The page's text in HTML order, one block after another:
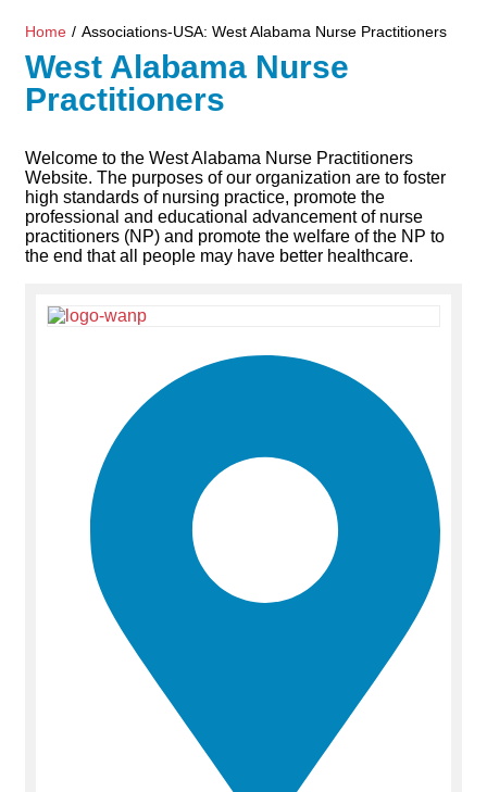
Home / Associations-USA: West Alabama Nurse Practitioners
West Alabama Nurse
Practitioners
Welcome to the West Alabama Nurse Practitioners
Website. The purposes of our organization are to foster
high standards of nursing practice, promote the
professional and educational advancement of nurse
practitioners (NP) and promote the welfare of the NP to
the end that all people may have better healthcare.